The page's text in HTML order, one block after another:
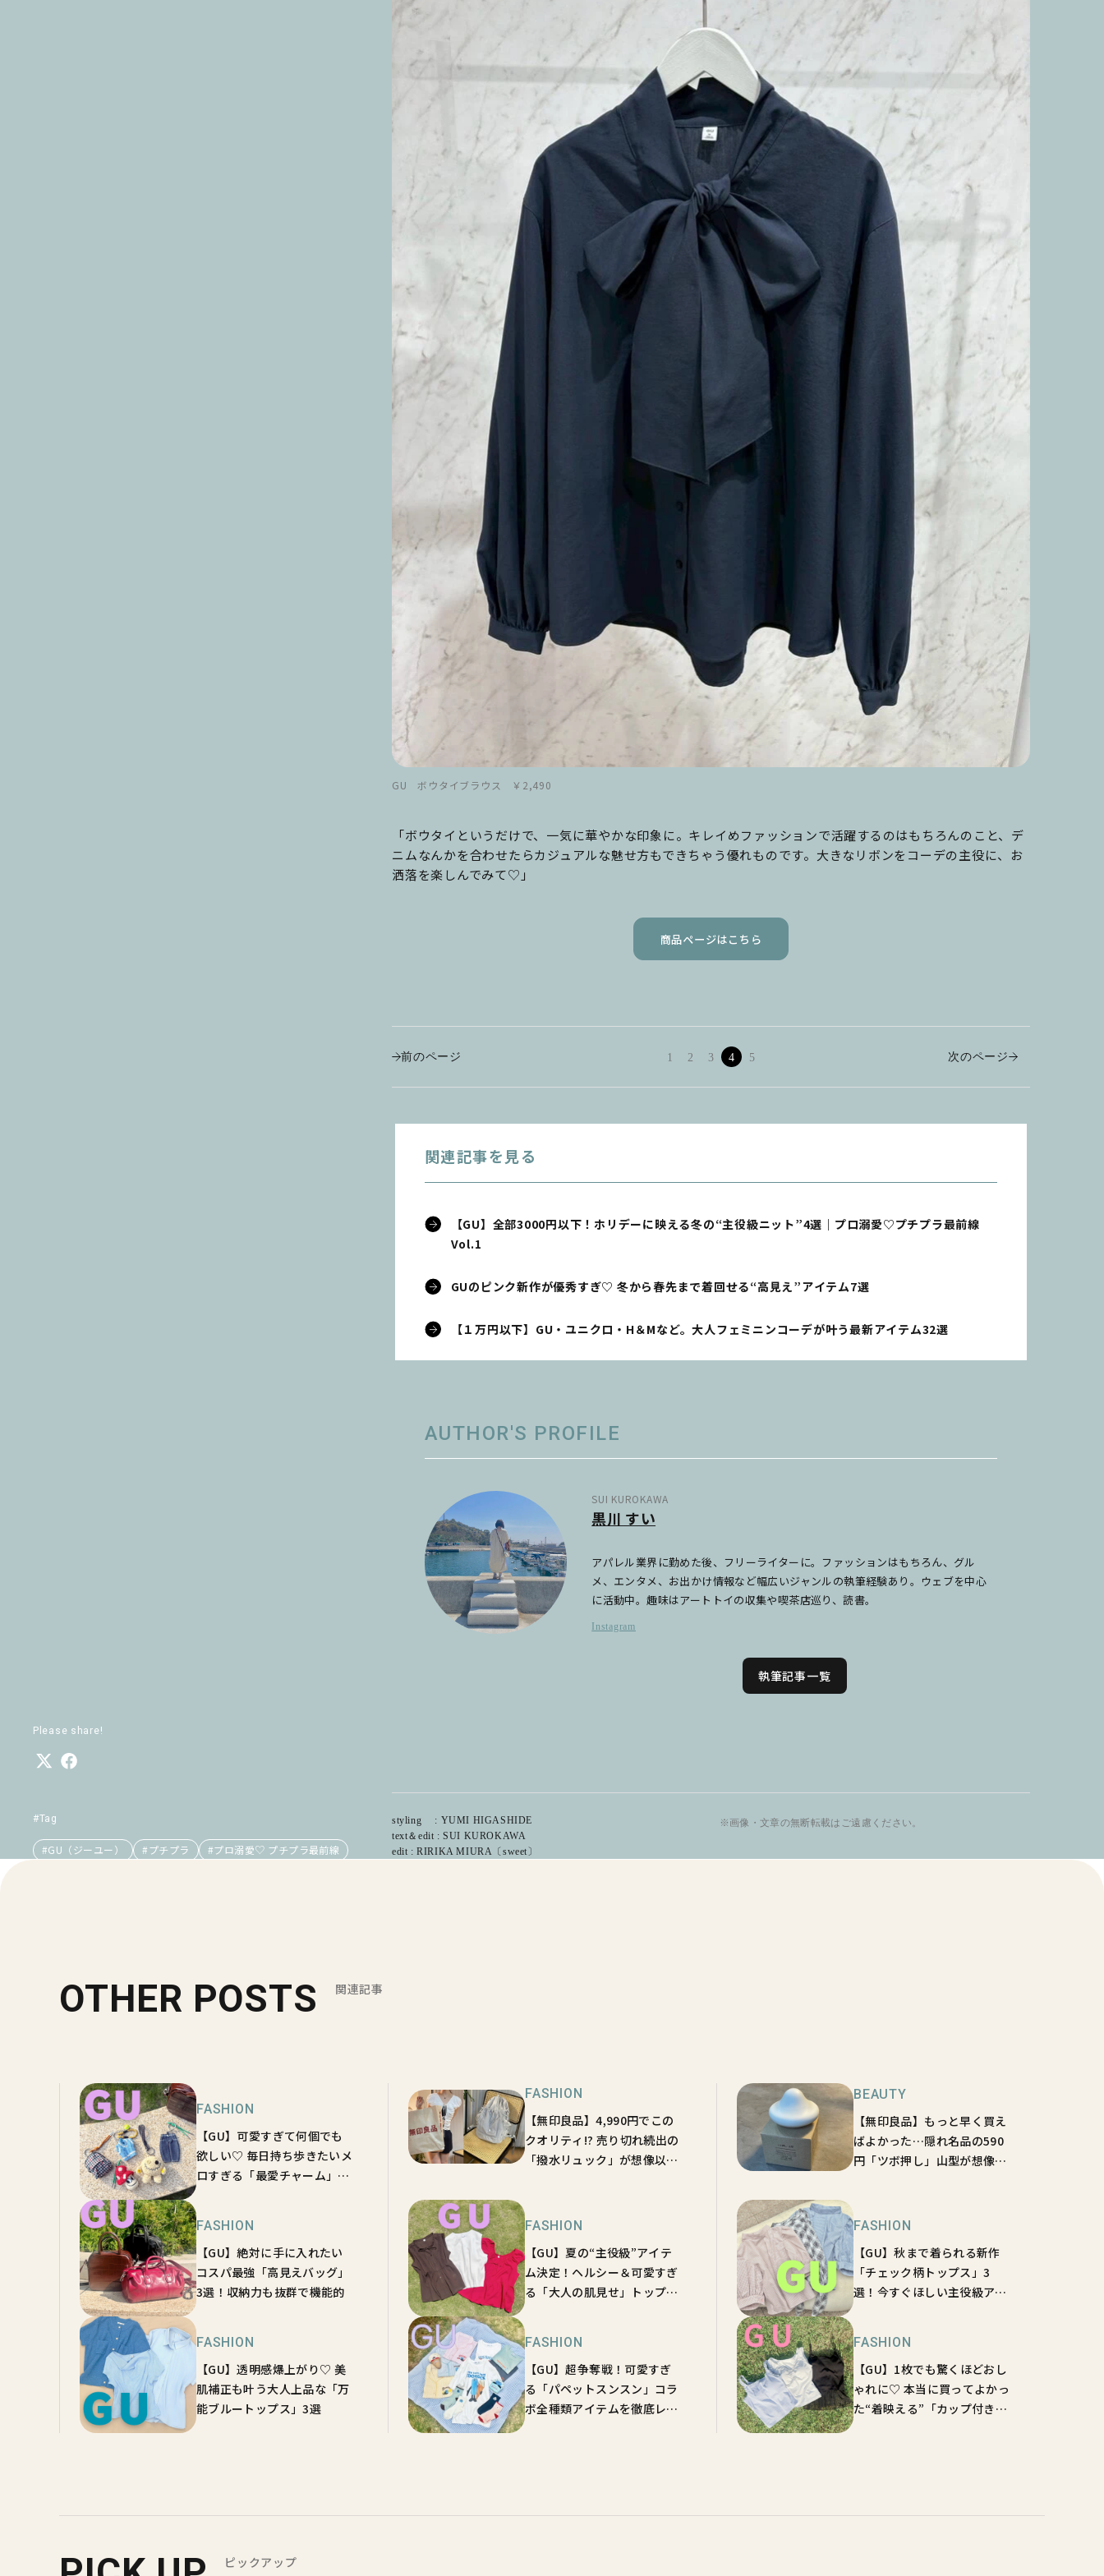
Please share!
#Tag
#GU（ジーユー） #プチプラ #プロ溺愛♡ プチプラ最前線
GU ボウタイブラウス ￥2,490
「ボウタイというだけで、一気に華やかな印象に。キレイめファッションで活躍するのはもちろんのこと、デ
ニムなんかを合わせたらカジュアルな魅せ方もできちゃう優れものです。大きなリボンをコーデの主役に、お
洒落を楽しんでみて♡」
商品ページはこちら
前のページ 1 2 3 4 5 次のページ
関連記事を見る
【GU】全部3000円以下！ホリデーに映える冬の“主役級ニット”4選｜プロ溺愛♡プチプラ最前線
Vol.1
GUのピンク新作が優秀すぎ♡ 冬から春先まで着回せる“高見え”アイテム7選
【１万円以下】GU・ユニクロ・H＆Mなど。大人フェミニンコーデが叶う最新アイテム32選
AUTHOR'S PROFILE
SUI KUROKAWA
黒川 すい
アパレル業界に勤めた後、フリーライターに。ファッションはもちろん、グル
メ、エンタメ、お出かけ情報など幅広いジャンルの執筆経験あり。ウェブを中心
に活動中。趣味はアートトイの収集や喫茶店巡り、読書。
Instagram
執筆記事一覧
styling : YUMI HIGASHIDE
text＆edit : SUI KUROKAWA
edit : RIRIKA MIURA〔sweet〕
※画像・文章の無断転載はご遠慮ください。
OTHER POSTS 関連記事
FASHION
【GU】可愛すぎて何個でも
欲しい♡ 毎日持ち歩きたいメ
ロすぎる「最愛チャーム」5
FASHION
【無印良品】4,990円でこの
クオリティ!? 売り切れ続出の
「撥水リュック」が想像以上
BEAUTY
【無印良品】もっと早く買え
ばよかった…隠れ名品の590
円「ツボ押し」山型が想像以
FASHION
【GU】絶対に手に入れたい
コスパ最強「高見えバッグ」
3選！収納力も抜群で機能的
FASHION
【GU】夏の“主役級”アイテ
ム決定！ヘルシー＆可愛すぎ
る「大人の肌見せ」トップス
FASHION
【GU】秋まで着られる新作
「チェック柄トップス」3
選！今すぐほしい主役級アイ
FASHION
【GU】透明感爆上がり♡ 美
肌補正も叶う大人上品な「万
能ブルートップス」3選
FASHION
【GU】超争奪戦！可愛すぎ
る「パペットスンスン」コラ
ボ全種類アイテムを徹底レビ
FASHION
【GU】1枚でも驚くほどおし
ゃれに♡ 本当に買ってよかっ
た“着映える”「カップ付きブ
ピックアップ